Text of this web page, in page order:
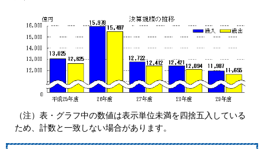
（注）表・グラフ中の数値は表示単位未満を四捨五入している
ため、計数と一致しない場合があります。